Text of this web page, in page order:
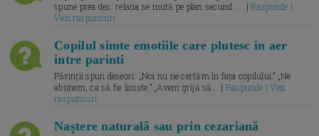
spune prea des: relația se mută pe plan secund. ... |Raspunde |
Vezi raspunsuri
Copilul simte emotiile care plutesc in aer
intre parinti
Părinții spun deseori: „Noi nu ne certăm în fața copilului.” „Ne
abținem, ca să fie liniște.” „Avem grijă să... | Raspunde | Vezi
raspunsuri
Naștere naturală sau prin cezariană